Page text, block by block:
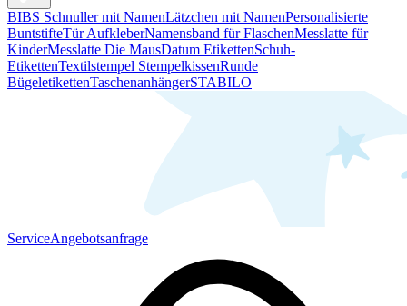
BIBS Schnuller mit NamenLätzchen mit NamenPersonalisierte
BuntstifteTür AufkleberNamensband für FlaschenMesslatte für
KinderMesslatte Die MausDatum EtikettenSchuh-
EtikettenTextilstempel StempelkissenRunde
BügeletikettenTaschenanhängerSTABILO
ServiceAngebotsanfrage